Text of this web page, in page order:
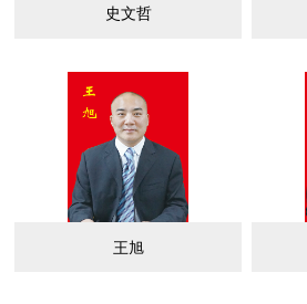
史文哲
王旭